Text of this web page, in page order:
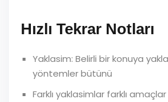
Hızlı Tekrar Notları
Yaklasim: Belirli bir konuya
yöntemler bütünü
Farklı yaklasimlar farklı